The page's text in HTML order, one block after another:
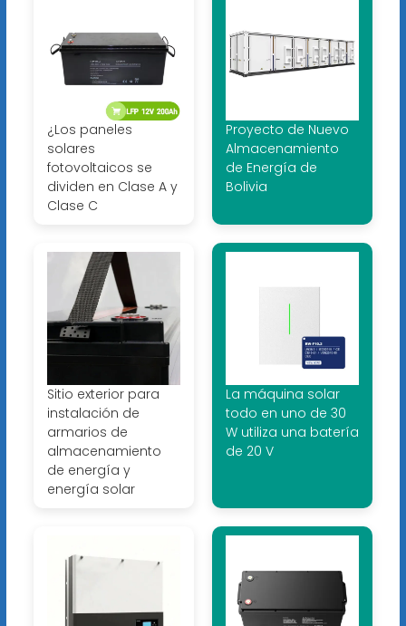
¿Los paneles
solares
fotovoltaicos se
dividen en Clase A y
Clase C
Proyecto de Nuevo
Almacenamiento
de Energía de
Bolivia
Sitio exterior para
instalación de
armarios de
almacenamiento
de energía y
energía solar
La máquina solar
todo en uno de 30
W utiliza una batería
de 20 V